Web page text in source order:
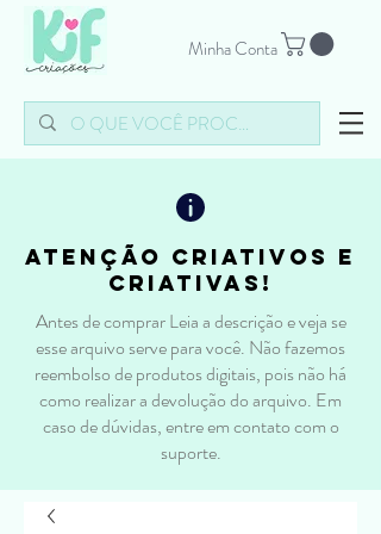
Minha Conta
atenção criativos e
criativas!
Antes de comprar Leia a descrição e veja se
esse arquivo serve para você. Não fazemos
reembolso de produtos digitais, pois não há
como realizar a devolução do arquivo. Em
caso de dúvidas, entre em contato com o
suporte.